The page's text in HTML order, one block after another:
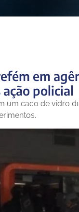
em
policial
um caco de vidro